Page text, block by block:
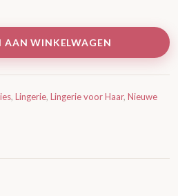
AAN WINKELWAGEN
, Lingerie, Lingerie voor Haar, Nieuwe